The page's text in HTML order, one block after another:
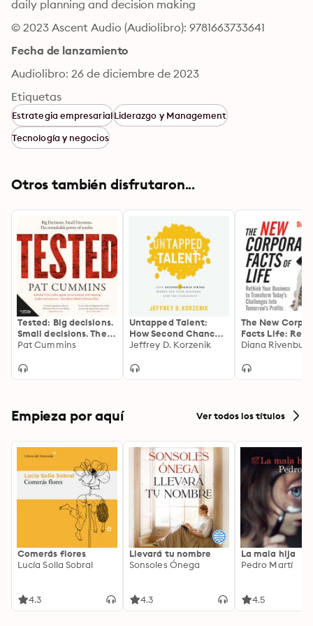
daily planning and decision making
© 2023 Ascent Audio (Audiolibro): 9781663733641
Fecha de lanzamiento
Audiolibro: 26 de diciembre de 2023
Etiquetas
Estrategia empresarialLiderazgo y Management
Tecnología y negocios
Otros también disfrutaron...
Tested: Big decisions.
Small decisions. The
remarkable power of
test cricket captain in
Pat Cummins
Untapped Talent:
How Second Chance
Hiring Works for Your
Community
Jeffrey D. Korzenik
The New
Facts Life:
Your Business
Challenges into
Diana
Empieza por aquí Ver todos los títulos
Comerás flores
Lucía Solla Sobral
4.3
Llevará tu nombre
Sonsoles Ónega
4.3
La mala hija
Pedro Martí
4.5